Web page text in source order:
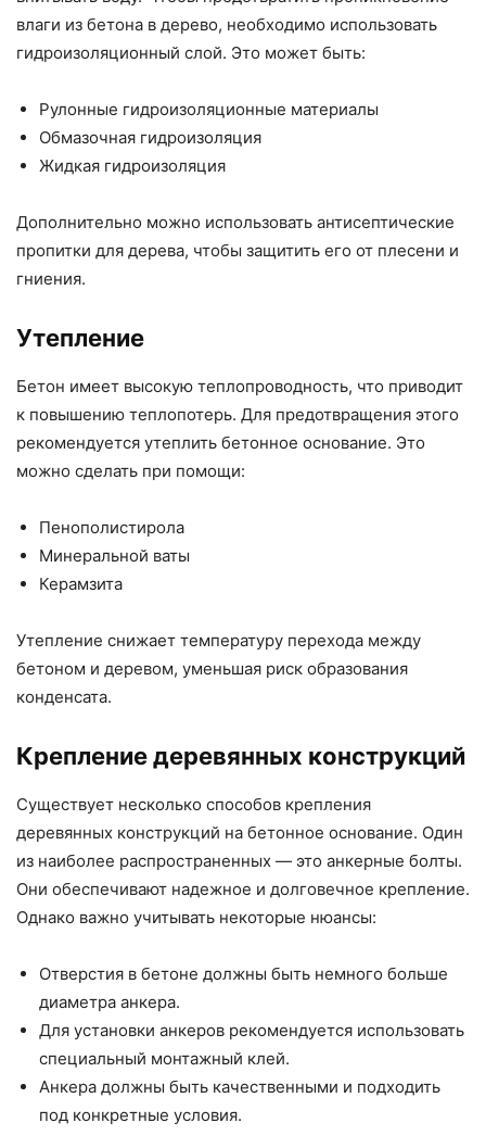
влаги из бетона в дерево, необходимо использовать
гидроизоляционный слой. Это может быть:
Рулонные гидроизоляционные материалы
Обмазочная гидроизоляция
Жидкая гидроизоляция
Дополнительно можно использовать антисептические
пропитки для дерева, чтобы защитить его от плесени и
гниения.
Утепление
Бетон имеет высокую теплопроводность, что приводит
к повышению теплопотерь. Для предотвращения этого
рекомендуется утеплить бетонное основание. Это
можно сделать при помощи:
Пенополистирола
Минеральной ваты
Керамзита
Утепление снижает температуру перехода между
бетоном и деревом, уменьшая риск образования
конденсата.
Крепление деревянных конструкций
Существует несколько способов крепления
деревянных конструкций на бетонное основание. Один
из наиболее распространенных — это анкерные болты.
Они обеспечивают надежное и долговечное крепление.
Однако важно учитывать некоторые нюансы:
Отверстия в бетоне должны быть немного больше
диаметра анкера.
Для установки анкеров рекомендуется использовать
специальный монтажный клей.
Анкера должны быть качественными и подходить
под конкретные условия.